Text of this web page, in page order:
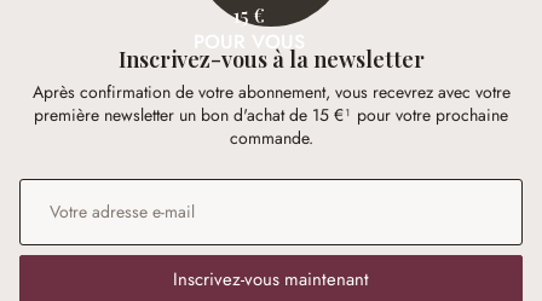
15 €
POUR VOUS
Inscrivez-vous à la newsletter
Après confirmation de votre abonnement, vous recevrez avec votre
première newsletter un bon d'achat de 15 €¹ pour votre prochaine
commande.
Adresse e-mail*
Inscrivez-vous maintenant